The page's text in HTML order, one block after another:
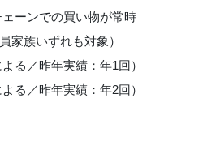
ーンでの買い物が常時
家族いずれも対象）
る／昨年実績：年1回）
る／昨年実績：年2回）